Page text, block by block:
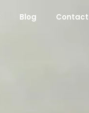
Blog Contact